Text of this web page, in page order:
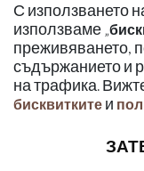
С използването
използваме „
преживяването,
съдържанието и
на трафика.
бисквитките и
Използването и
съдържание на